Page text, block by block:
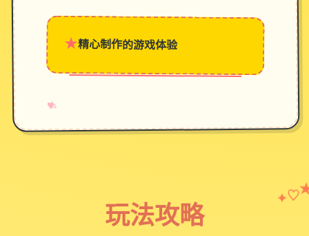
★精心制作的游戏体验
♥
✧
→
玩法攻略
✦♡